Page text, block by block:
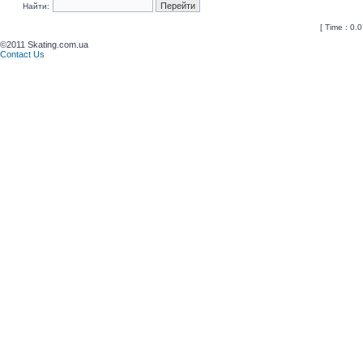
Найти:
[ Time :
©2011 Skating.com.ua
Contact Us